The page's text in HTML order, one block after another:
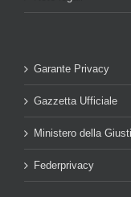
Garante Privacy
Gazzetta Ufficiale
Ministero della
Federprivacy